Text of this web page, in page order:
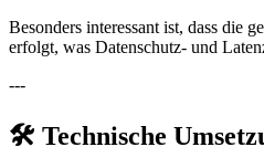
Besonders interessant ist, dass die
erfolgt, was Datenschutz- und
---
🛠️ Technische